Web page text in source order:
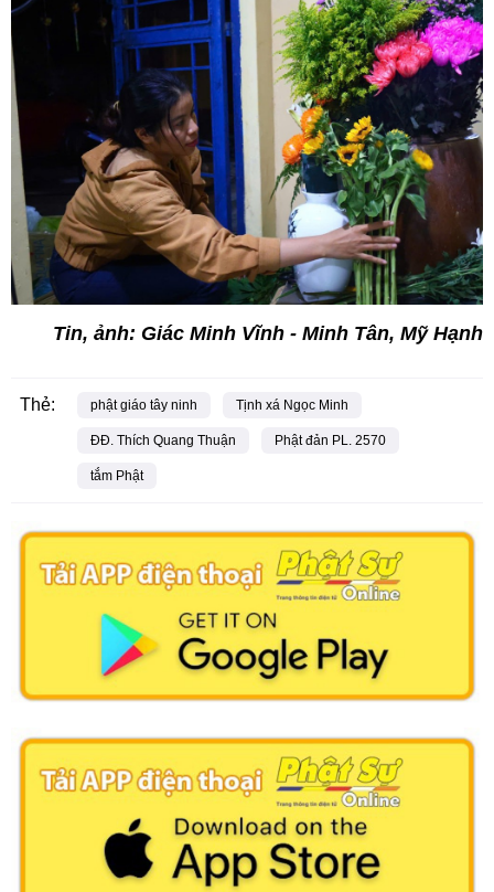
Tin, ảnh: Giác Minh Vĩnh - Minh Tân, Mỹ Hạnh
Thẻ: phật giáo tây ninh Tịnh xá Ngọc Minh
ĐĐ. Thích Quang Thuận Phật đản PL. 2570
tắm Phật